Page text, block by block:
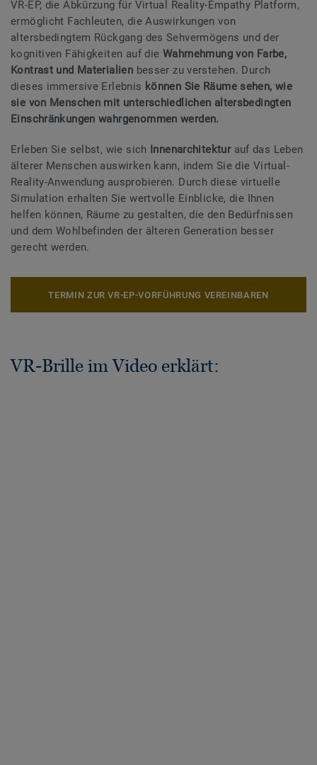
VR-EP, die Abkürzung für Virtual Reality-Empathy Platform,
ermöglicht Fachleuten, die Auswirkungen von
altersbedingtem Rückgang des Sehvermögens und der
kognitiven Fähigkeiten auf die Wahrnehmung von Farbe,
Kontrast und Materialien besser zu verstehen. Durch
dieses immersive Erlebnis können Sie Räume sehen, wie
sie von Menschen mit unterschiedlichen altersbedingten
Einschränkungen wahrgenommen werden.
Erleben Sie selbst, wie sich Innenarchitektur auf das Leben
älterer Menschen auswirken kann, indem Sie die Virtual-
Reality-Anwendung ausprobieren. Durch diese virtuelle
Simulation erhalten Sie wertvolle Einblicke, die Ihnen
helfen können, Räume zu gestalten, die den Bedürfnissen
und dem Wohlbefinden der älteren Generation besser
gerecht werden.
TERMIN ZUR VR-EP-VORFÜHRUNG VEREINBAREN
VR-Brille im Video erklärt: